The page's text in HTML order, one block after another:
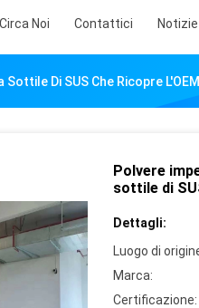
Circa Noi Contattici Notizie
Di SUS Che Ricopre
Polvere
sottile di
Dettagli:
Luogo di
Marca:
Certificazione: